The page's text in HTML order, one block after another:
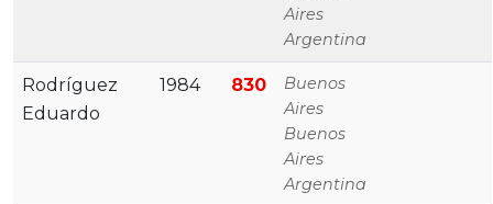
Aires
Argentina
Rodríguez
Eduardo
1984 830
Buenos
Aires
Buenos
Aires
Argentina